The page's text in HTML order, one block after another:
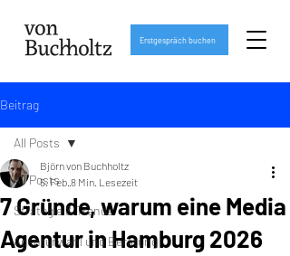
Erstgespräch buchen
Beitrag
All Posts
Strategie & Trends
Agenturwahl und Beratung
All Posts
7 Gründe, warum eine Media
Agentur in Hamburg 2026
Björn von Buchholtz
5. Feb. 8 Min. Lesezeit